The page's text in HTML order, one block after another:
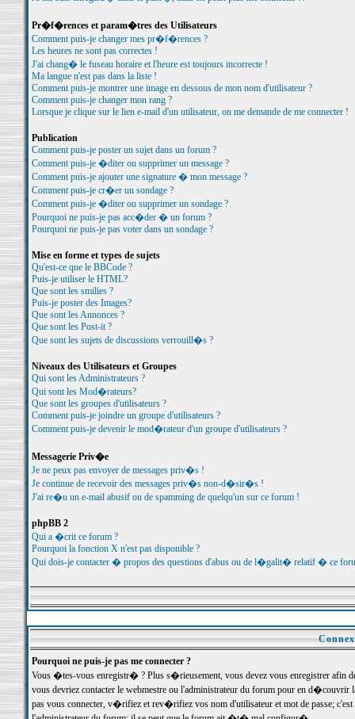
Pr�f�rences et param�tres des Utilisateurs
Comment puis-je changer mes pr�f�rences ?
Les heures ne sont pas correctes !
J'ai chang� le fuseau horaire et l'heure est toujours incorrecte !
Ma langue n'est pas dans la liste !
Comment puis-je montrer une image en dessous de mon nom d'utilisateur ?
Comment puis-je changer mon rang ?
Lorsque je clique sur le lien e-mail d'un utilisateur, on me demande de me connecter !
Publication
Comment puis-je poster un sujet dans un forum ?
Comment puis-je �diter ou supprimer un message ?
Comment puis-je ajouter une signature � mon message ?
Comment puis-je cr�er un sondage ?
Comment puis-je �diter ou supprimer un sondage ?
Pourquoi ne puis-je pas acc�der � un forum ?
Pourquoi ne puis-je pas voter dans un sondage ?
Mise en forme et types de sujets
Qu'est-ce que le BBCode ?
Puis-je utiliser le HTML?
Que sont les smilies ?
Puis-je poster des Images?
Que sont les Annonces ?
Que sont les Post-it ?
Que sont les sujets de discussions verrouill�s ?
Niveaux des Utilisateurs et Groupes
Qui sont les Administrateurs ?
Qui sont les Mod�rateurs?
Que sont les groupes d'utilisateurs ?
Comment puis-je joindre un groupe d'utilisateurs ?
Comment puis-je devenir le mod�rateur d'un groupe d'utilisateurs ?
Messagerie Priv�e
Je ne peux pas envoyer de messages priv�s !
Je continue de recevoir des messages priv�s non-d�sir�s !
J'ai re�u un e-mail abusif ou de spamming de quelqu'un sur ce forum !
phpBB 2
Qui a �crit ce forum ?
Pourquoi la fonction X n'est pas disponible ?
Qui dois-je contacter � propos des questions d'abus ou de l�galit� relatif � ce
Pourquoi ne puis-je pas me connecter ?
Vous �tes-vous enregistr� ? Plus s�rieusement, vous devez vous enregistrer
vous devriez contacter le webmestre ou l'administrateur du forum pour en
pas vous connecter, v�rifiez et rev�rifiez vos nom d'utilisateur et mot de passe;